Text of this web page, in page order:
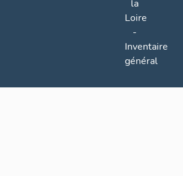
la
Loire
-
Inventaire
général